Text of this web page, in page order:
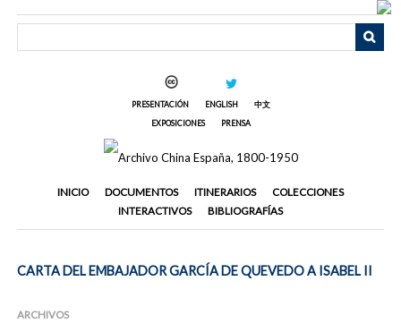
PRESENTACIÓN ENGLISH
中文
EXPOSICIONES
PRENSA
INICIO DOCUMENTOS ITINERARIOS
COLECCIONES
INTERACTIVOS
BIBLIOGRAFÍAS
CARTA DEL EMBAJADOR GARCÍA DE QUEVEDO A ISABEL II
ARCHIVOS